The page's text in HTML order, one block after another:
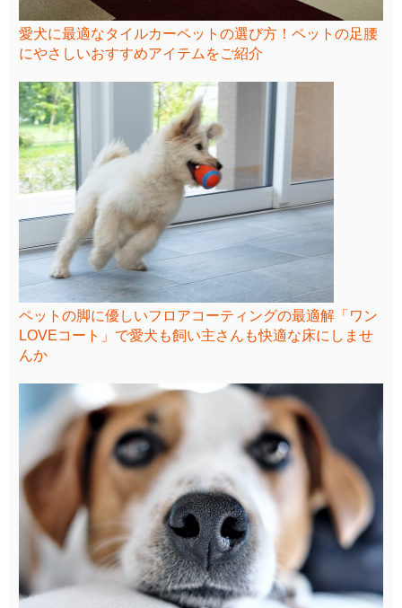
愛犬に最適なタイルカーペットの選び方！ペットの足腰
にやさしいおすすめアイテムをご紹介
ペットの脚に優しいフロアコーティングの最適解「ワン
LOVEコート」で愛犬も飼い主さんも快適な床にしませ
んか